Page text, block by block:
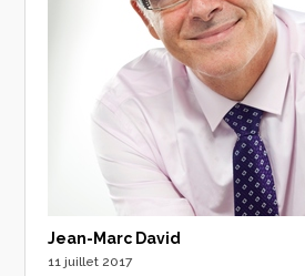
Jean-Marc David
11 juillet 2017